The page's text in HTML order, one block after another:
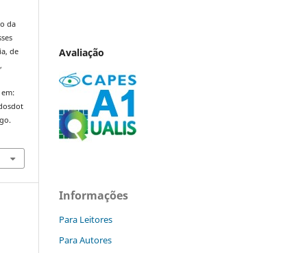
da
de
,
em:
Avaliação
Informações
Para Leitores
Para Autores